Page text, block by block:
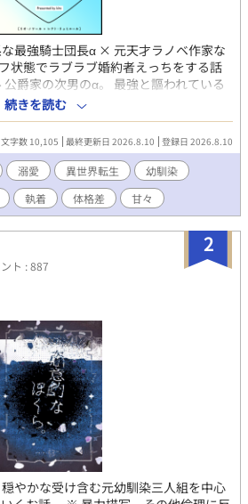
最強騎士団長α × 元天才ラノベ作家な
状態でラブラブ婚約者えっちをする話
公爵家の次男のα。 最強と謳われている
国一番の闇魔法の使い手。 幼少期の頃
と番、そして婚約者になることができ
。 レナト本人には気づかれないようにず
レナトのことをどろどろに甘やかして
ている。 【受け】レナト・リュミエー
。 光魔法を扱える血族であり、レナト
がられて育った。 前世ではハーレム
る天才ラノベ作家であり、その経験則
展開を起こすことなく生きてこられて
いと出られないダンジョントラップ」
オルートは避けられなかった。 リオの
人には知られていないと思っている。
続きを読む
文字数 10,105 最終更新日 2026.8.10 登録日 2026.8.10
溺愛 異世界転生
幼馴染
執着 体格差 甘々
2
ト : 887
やかな受け含む元幼馴染三人組を中心